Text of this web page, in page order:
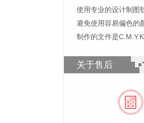
使用专业的设计制图
避免使用容易偏色的
制作的文件是
关于售后